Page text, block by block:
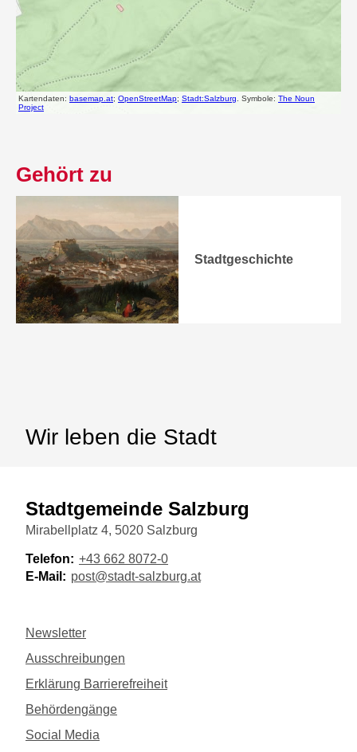
Gehört zu
Stadtgeschichte
Wir leben die Stadt
Stadtgemeinde Salzburg
Mirabellplatz 4, 5020 Salzburg
Telefon: +43 662 8072-0
E-Mail: post@stadt-salzburg.at
Newsletter
Ausschreibungen
Erklärung Barrierefreiheit
Behördengänge
Social Media